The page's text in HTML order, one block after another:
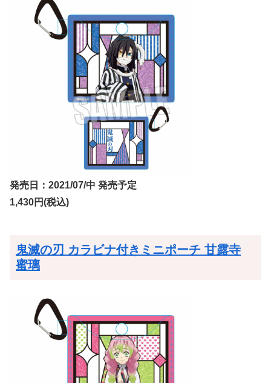
発売日：2021/07/中 発売予定
1,430円(税込)
鬼滅の刃 カラビナ付きミニポーチ 甘露寺
蜜璃